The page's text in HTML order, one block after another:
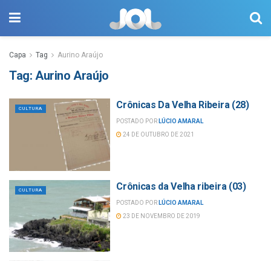
Capa Tag Aurino Araújo
Tag: Aurino Araújo
CULTURA Crônicas Da Velha Ribeira (28)
POSTADO POR LÚCIO AMARAL
24 DE OUTUBRO DE 2021
CULTURA Crônicas da Velha ribeira (03)
POSTADO POR LÚCIO AMARAL
23 DE NOVEMBRO DE 2019